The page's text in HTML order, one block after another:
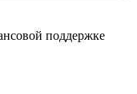
поддержке